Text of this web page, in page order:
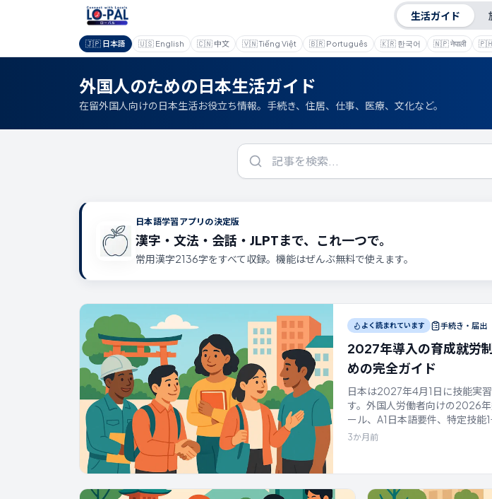
生活ガイド
🇯🇵 日本語 🇺🇸 English 🇨🇳 中文 🇻🇳Tiếng Việt 🇧🇷 Português 🇰🇷 한국어 🇳🇵नेपाली
外国人のための日本生活ガイド
在留外国人向けの日本生活お役立ち情報。手続き、住居、仕事、医療、文化など。
日本語学習アプリの決定版
漢字・文法・会話・JLPTまで、これ一つで。
常用漢字2136字をすべて収録。機能はぜんぶ無料で使えます。
よく読まれています 手続き・届出
2027年導入の育成就労
めの完全ガイド
日本は2027年4月1日に技能実
す。外国人労働者向けの2026
ール、A1日本語要件、特定技能
の実習生の多くが見落とす2026
3か月前